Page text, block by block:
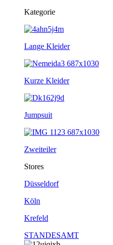
Kategorie
Lange Kleider
Kurze Kleider
Jumpsuit
Zweiteiler
Stores
Düsseldorf
Köln
Krefeld
STANDESAMT